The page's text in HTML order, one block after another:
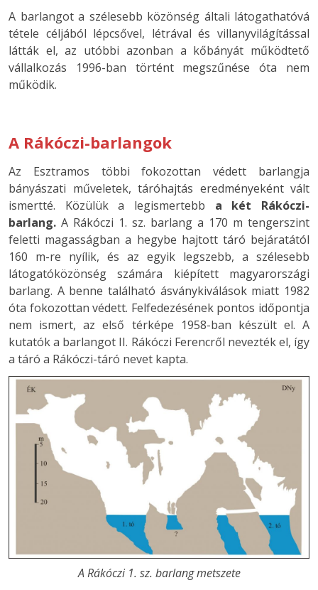
A barlangot a szélesebb közönség általi látogathatóvá
tétele céljából lépcsővel, létrával és villanyvilágítással
látták el, az utóbbi azonban a kőbányát működtető
vállalkozás 1996-ban történt megszűnése óta nem
működik.
A Rákóczi-barlangok
Az Esztramos többi fokozottan védett barlangja
bányászati műveletek, táróhajtás eredményeként vált
ismertté. Közülük a legismertebb a két Rákóczi-
barlang. A Rákóczi 1. sz. barlang a 170 m tengerszint
feletti magasságban a hegybe hajtott táró bejáratától
160 m-re nyílik, és az egyik legszebb, a szélesebb
látogatóközönség számára kiépített magyarországi
barlang. A benne található ásványkiválások miatt 1982
óta fokozottan védett. Felfedezésének pontos időpontja
nem ismert, az első térképe 1958-ban készült el. A
kutatók a barlangot II. Rákóczi Ferencről nevezték el, így
a táró a Rákóczi-táró nevet kapta.
A Rákóczi 1. sz. barlang metszete